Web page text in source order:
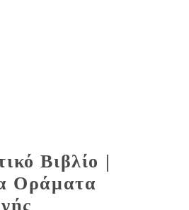
Βιβλίο |
Οράματα